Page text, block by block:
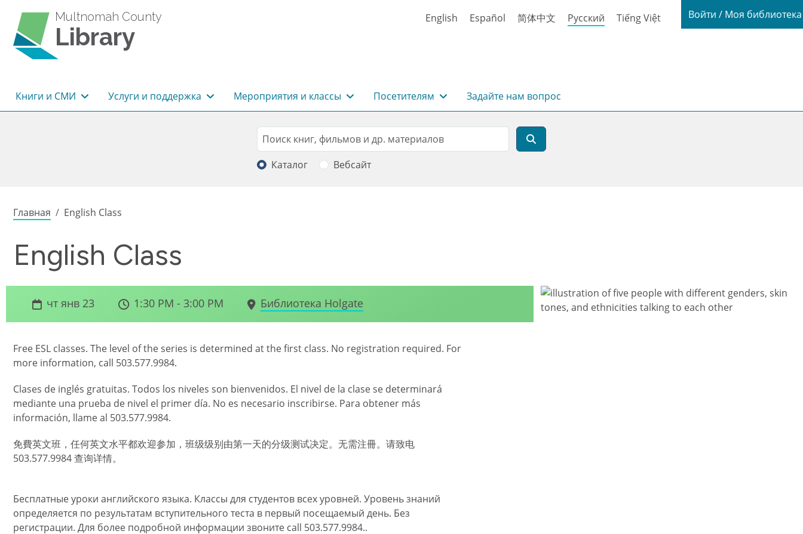
Multnomah County
Library
English Español 简体中文 Русский Tiếng Việt Login / My
Войти / Моя
Основная навигация
Книги и СМИ Услуги и поддержка Мероприятия и классы Посетителям Задайте нам вопрос
Search
Поиск
Каталог Вебсайт
Строка навигации
Главная English Class
English Class
чт янв 23 1:30 PM - 3:00 PM Библиотека Holgate
Free ESL classes. The level of the series is determined at the first class. No registration required. For
more information, call 503.577.9984.
Clases de inglés gratuitas. Todos los niveles son bienvenidos. El nivel de la clase se determinará
mediante una prueba de nivel el primer día. No es necesario inscribirse. Para obtener más
información, llame al 503.577.9984.
免費英文班，任何英文水平都欢迎参加，班级级别由第一天的分级测试决定。无需注冊。请致电
503.577.9984 查询详情。
Бесплатные уроки английского языка. Классы для студентов всех уровней. Уровень знаний
определяется по результатам вступительного теста в первый посещаемый день. Без
регистрации. Для более подробной информации звоните call 503.577.9984..